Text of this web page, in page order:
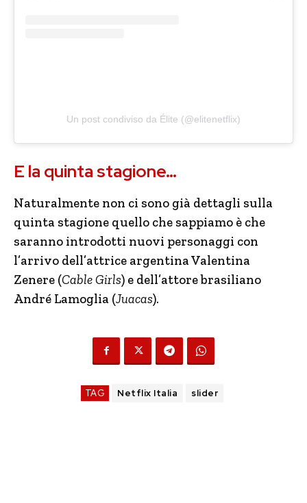
Un post condiviso da Élite (@elitenetflix)
E la quinta stagione…
Naturalmente non ci sono già dettagli sulla
quinta stagione quello che sappiamo è che
saranno introdotti nuovi personaggi con
l’arrivo dell’attrice argentina Valentina
Zenere (Cable Girls) e dell’attore brasiliano
André Lamoglia (Juacas).
TAG Netflix Italia slider